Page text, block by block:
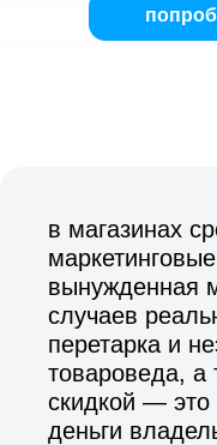
в магазинах
вынужденная
случаев
перетарка и
товароведа, а
скидкой — это
деньги